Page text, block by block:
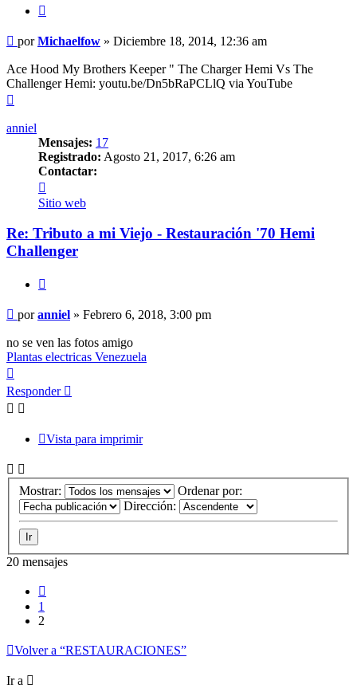
Mensaje
sin
leer
porMichaelfow » Diciembre 18, 2014, 12:36 am
Ace Hood My Brothers Keeper " The Charger Hemi Vs The
Challenger Hemi: youtu.be/Dn5bRaPCLlQ via YouTube
anniel
Mensajes: 17
Registrado: Agosto 21, 2017, 6:26 am
Contactar:
anniel
Sitio web
Re: Tributo a mi Viejo - Restauración '70 Hemi
Challenger
Mensaje
sin
leer
poranniel » Febrero 6, 2018, 3:00 pm
no se ven las fotos amigo
Plantas electricas Venezuela
Responder
Vista para imprimir
Mostrar:
Ordenar por:
Dirección:
20 mensajes
1
2
Volver a “RESTAURACIONES”
Ir a